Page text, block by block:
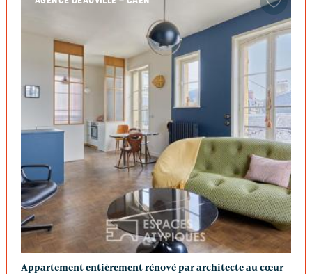
Appartement entièrement rénové par architecte au cœur